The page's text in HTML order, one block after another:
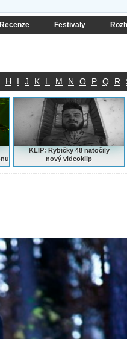
Recenze Festivaly
H I J K L M N O P Q R
KLIP: Rybičky 48 natočily
nový videoklip